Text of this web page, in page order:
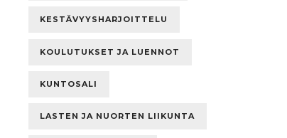
KESTÄVYYSHARJOITTELU
KOULUTUKSET JA LUENNOT
KUNTOSALI
LASTEN JA NUORTEN LIIKUNTA